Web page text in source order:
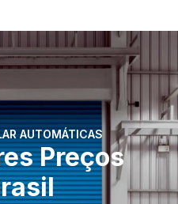
AUTOMÁTICAS
Preços